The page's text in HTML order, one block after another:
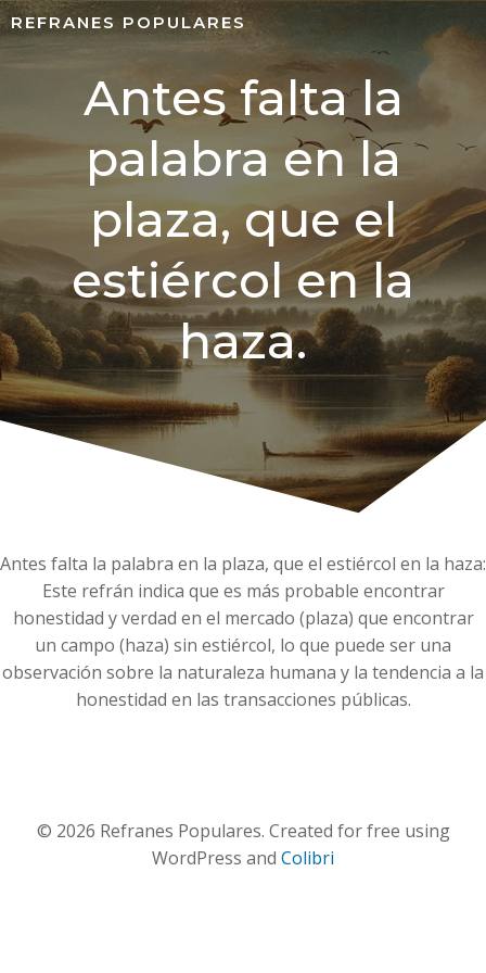
REFRANES POPULARES
Antes falta la
palabra en la
plaza, que el
estiércol en la
haza.
Antes falta la palabra en la plaza, que el estiércol en la haza:
Este refrán indica que es más probable encontrar
honestidad y verdad en el mercado (plaza) que encontrar
un campo (haza) sin estiércol, lo que puede ser una
observación sobre la naturaleza humana y la tendencia a la
honestidad en las transacciones públicas.
© 2026 Refranes Populares. Created for free using
WordPress and Colibri